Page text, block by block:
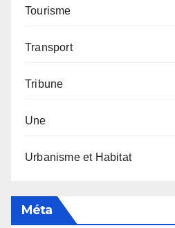
Tourisme
Transport
Tribune
Une
Urbanisme et Habitat
Méta